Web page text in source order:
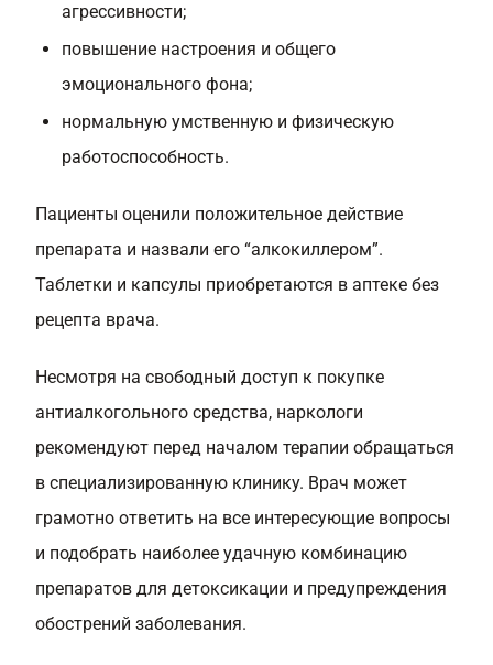
агрессивности;
повышение настроения и общего
эмоционального фона;
нормальную умственную и физическую
работоспособность.
Пациенты оценили положительное действие
препарата и назвали его “алкокиллером”.
Таблетки и капсулы приобретаются в аптеке без
рецепта врача.
Несмотря на свободный доступ к покупке
антиалкогольного средства, наркологи
рекомендуют перед началом терапии обращаться
в специализированную клинику. Врач может
грамотно ответить на все интересующие вопросы
и подобрать наиболее удачную комбинацию
препаратов для детоксикации и предупреждения
обострений заболевания.